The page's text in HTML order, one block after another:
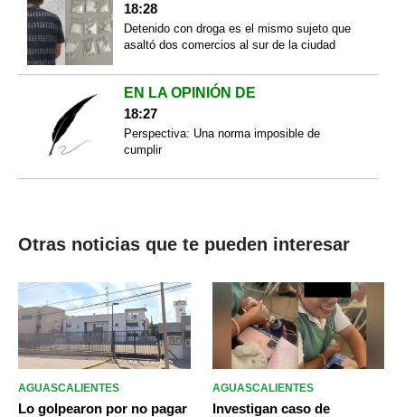
18:28
Detenido con droga es el mismo sujeto que
asaltó dos comercios al sur de la ciudad
EN LA OPINIÓN DE
18:27
Perspectiva: Una norma imposible de
cumplir
Otras noticias que te pueden interesar
AGUASCALIENTES
Lo golpearon por no pagar
AGUASCALIENTES
Investigan caso de